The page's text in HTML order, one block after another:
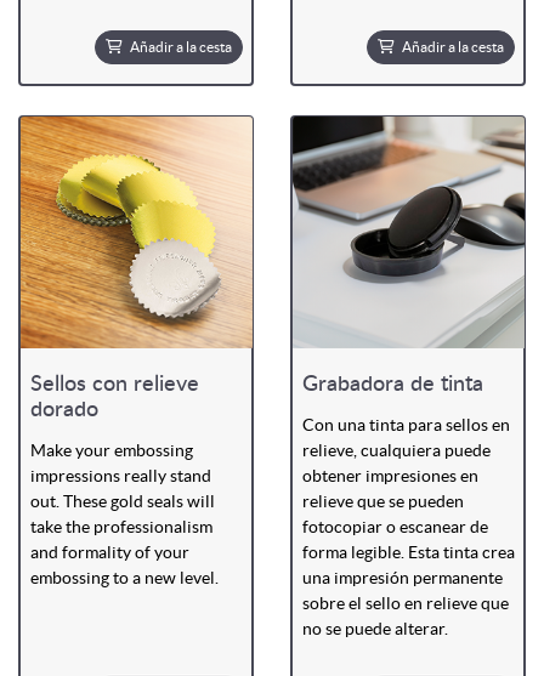
Añadir a la cesta Añadir a la cesta
Sellos con relieve
dorado
Make your embossing
impressions really stand
out. These gold seals will
take the professionalism
and formality of your
embossing to a new level.
Grabadora de tinta
Con una tinta para sellos en
relieve, cualquiera puede
obtener impresiones en
relieve que se pueden
fotocopiar o escanear de
forma legible. Esta tinta crea
una impresión permanente
sobre el sello en relieve que
no se puede alterar.